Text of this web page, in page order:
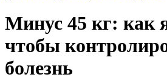
Минус 45 кг: как
чтобы
болезнь